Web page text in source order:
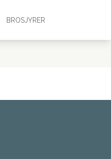
BROSJYRER